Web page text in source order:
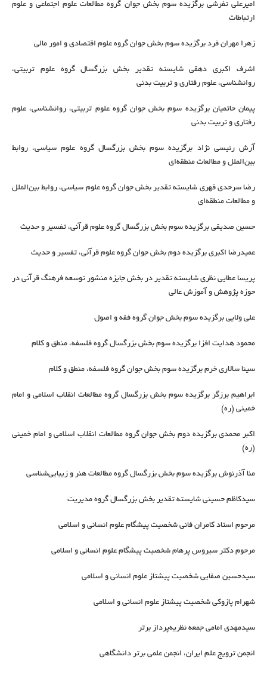
امیرعلی تفرشی برگزیده سوم بخش جوان گروه مطالعات علوم اجتماعی و علوم
ارتباطات
زهرا مهران فرد برگزیده سوم بخش جوان گروه علوم اقتصادی و امور مالی
اشرف اکبری دهقی شایسته تقدیر بخش بزرگسال گروه علوم تربیتی،
روانشناسی، علوم رفتاری و تربیت بدنی
پیمان حاتمیان برگزیده سوم بخش جوان گروه علوم تربیتی، روانشناسی، علوم
رفتاری و تربیت بدنی
آرش رئیسی نژاد برگزیده سوم بخش بزرگسال گروه علوم سیاسی، روابط
بین‌الملل و مطالعات منطقه‌ای
رضا سرحدی قهری شایسته تقدیر بخش جوان گروه علوم سیاسی، روابط بین‌الملل
و مطالعات منطقه‌ای
حسین صدیقی برگزیده سوم بخش بزرگسال گروه علوم قرآنی، تفسیر و حدیث
عمیدرضا اکبری برگزیده دوم بخش جوان گروه علوم قرآنی، تفسیر و حدیث
پریسا عطایی نظری شایسته تقدیر در بخش جایزه منشور توسعه فرهنگ قرآنی در
حوزه پژوهش و آموزش عالی
علی ولایی برگزیده سوم بخش جوان گروه فقه و اصول
محمود هدایت افزا برگزیده سوم بخش بزرگسال گروه فلسفه، منطق و کلام
سینا سالاری خرم برگزیده سوم بخش جوان گروه فلسفه، منطق و کلام
ابراهیم برزگر برگزیده سوم بخش بزرگسال گروه مطالعات انقلاب اسلامی و امام
خمینی (ره)
اکبر محمدی برگزیده دوم بخش جوان گروه مطالعات انقلاب اسلامی و امام خمینی
(ره)
منا آذرنوش برگزیده سوم بخش بزرگسال گروه مطالعات هنر و زیبایی‌شناسی
سیدکاظم حسینی شایسته تقدیر بخش بزرگسال گروه مدیریت
مرحوم استاد کامران فانی شخصیت پیشگام علوم انسانی و اسلامی
مرحوم دکتر سیروس پرهام شخصیت پیشگام علوم انسانی و اسلامی
سیدحسین صفایی شخصیت پیشتاز علوم انسانی و اسلامی
شهرام پازوکی شخصیت پیشتاز علوم انسانی و اسلامی
سیدمهدی امامی جمعه نظریه‌پرداز برتر
انجمن ترویج علم ایران، انجمن علمی برتر دانشگاهی